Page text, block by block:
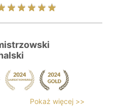
Pokaż więcej >>